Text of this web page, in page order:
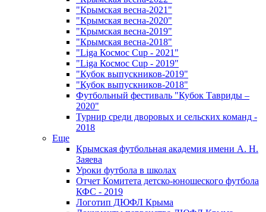
"Крымская весна-2021"
"Крымская весна-2020"
"Крымская весна-2019"
"Крымская весна-2018"
"Liga Космос Cup - 2021"
"Liga Космос Cup - 2019"
"Кубок выпускников-2019"
"Кубок выпускников-2018"
Футбольный фестиваль "Кубок Тавриды –
2020"
Турнир среди дворовых и сельских команд -
2018
Еще
Крымская футбольная академия имени А. Н.
Заяева
Уроки футбола в школах
Отчет Комитета детско-юношеского футбола
КФС - 2019
Логотип ДЮФЛ Крыма